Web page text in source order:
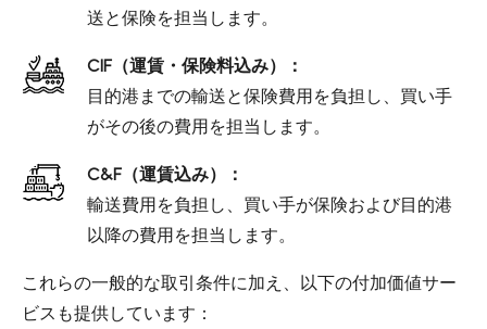
送と保険を担当します。
CIF（運賃・保険料込み）：
目的港までの輸送と保険費用を負担し、買い手
がその後の費用を担当します。
C&F（運賃込み）：
輸送費用を負担し、買い手が保険および目的港
以降の費用を担当します。
これらの一般的な取引条件に加え、以下の付加価値サー
ビスも提供しています：